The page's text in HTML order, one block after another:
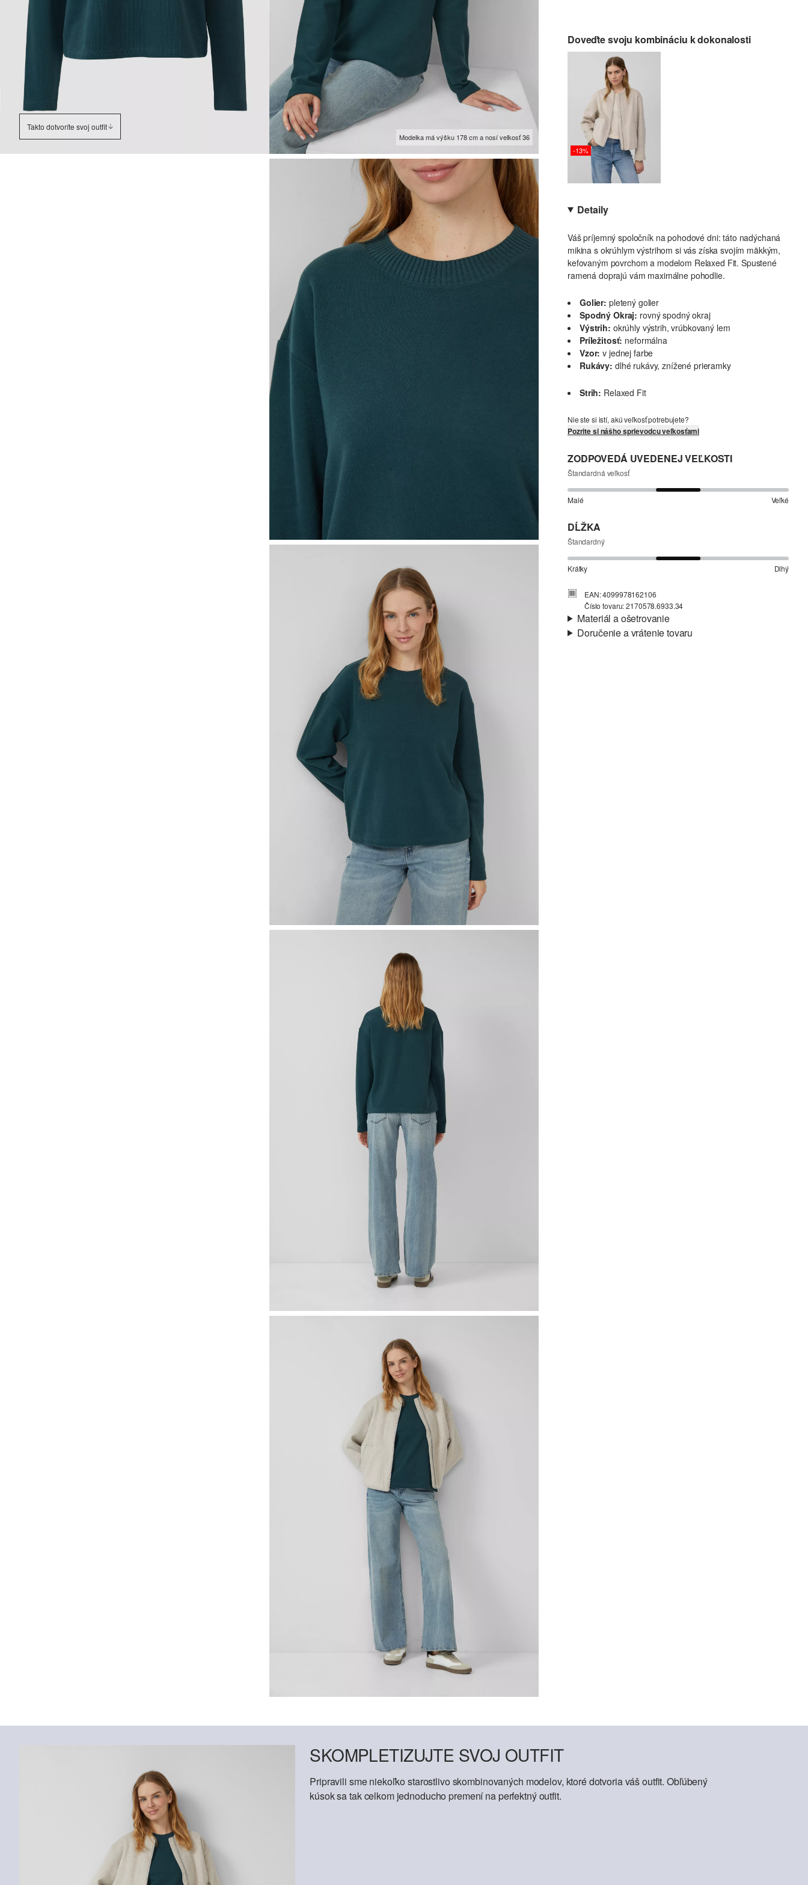
Takto dotvoríte svoj outfit
Modelka má výšku 178 cm a nosí veľkosť 36
Doveďte svoju kombináciu k dokonalosti
-13%
Detaily
Váš príjemný spoločník na pohodové dni: táto nadýchaná
mikina s okrúhlym výstrihom si vás získa svojím mäkkým,
kefovaným povrchom a modelom Relaxed Fit. Spustené
ramená doprajú vám maximálne pohodlie.
Golier: pletený golier
Spodný Okraj: rovný spodný okraj
Výstrih: okrúhly výstrih, vrúbkovaný lem
Príležitosť: neformálna
Vzor: v jednej farbe
Rukávy: dlhé rukávy, znížené prieramky
Strih: Relaxed Fit
Nie ste si istí, akú veľkosť potrebujete?
Pozrite si nášho sprievodcu veľkosťami
ZODPOVEDÁ UVEDENEJ VEĽKOSTI
Štandardná veľkosť
Malé Veľké
DĹŽKA
Štandardný
Krátky Dlhý
EAN: 4099978162106
Číslo tovaru: 2170578.6933.34
Materiál a ošetrovanie
Doručenie a vrátenie tovaru
SKOMPLETIZUJTE SVOJ OUTFIT
Pripravili sme niekoľko starostlivo skombinovaných modelov, ktoré dotvoria váš outfit. Obľúbený
kúsok sa tak celkom jednoducho premení na perfektný outfit.